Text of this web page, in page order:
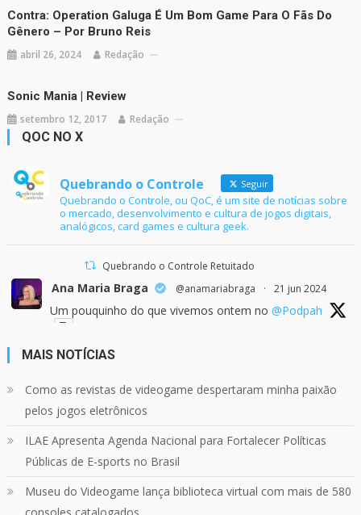
Contra: Operation Galuga É Um Bom Game Para O Fãs Do
Gênero – Por Bruno Reis
abril 26, 2024 Redação
Sonic Mania | Review
setembro 12, 2017 Redação
QOC NO X
Quebrando o Controle Seguir
Quebrando o Controle, ou QoC, é um site de notícias sobre
o mercado, desenvolvimento e cultura de jogos digitais,
analógicos, card games e cultura geek.
Quebrando o Controle Retuitado
Ana Maria Braga @anamariabraga · 21 jun 2024
Um pouquinho do que vivemos ontem no @Podpah
Quebrando o Controle
Confira em nosso site o mais recente REVIEW de
Skull & Bones.
Mais em:
https://buff.ly/3yPhDN2
MAIS NOTÍCIAS
Como as revistas de videogame despertaram minha paixão
pelos jogos eletrônicos
ILAE Apresenta Agenda Nacional para Fortalecer Políticas
Públicas de E-sports no Brasil
Museu do Videogame lança biblioteca virtual com mais de 580